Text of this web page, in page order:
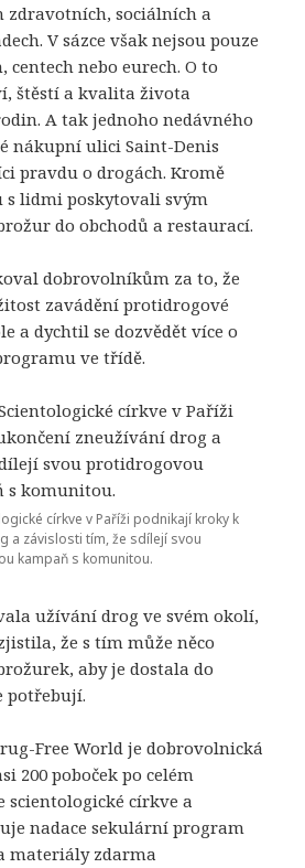
zdravotních, sociálních a
V sázce však nejsou pouze
centech nebo eurech. O to
štěstí a kvalita života
A tak jednoho nedávného
nákupní ulici Saint-Denis
pravdu o drogách. Kromě
s lidmi poskytovali svým
do obchodů a restaurací.
dobrovolníkům za to, že
zavádění protidrogové
a dychtil se dozvědět více o
ve třídě.
církve v Paříži podnikají kroky k
a závislosti tím, že sdílejí svou
kampaň s komunitou.
užívání drog ve svém okolí,
že s tím může něco
aby je dostala do
potřebují.
Free World je dobrovolnická
200 poboček po celém
scientologické církve a
nadace sekulární program
materiály zdarma